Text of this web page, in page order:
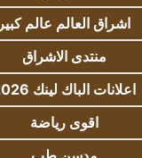
اشراق العالم عالم كبير
منتدى الاشراق
اعلانات الباك لينك 2026
اقوى رياضة